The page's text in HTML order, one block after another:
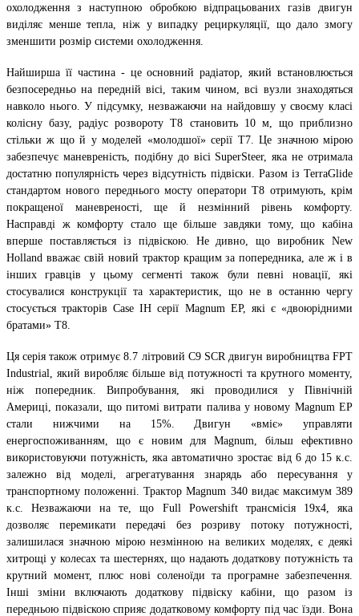
охолодження з наступною обробкою відпрацьованих газів двигун
виділяє менше тепла, ніж у випадку рециркуляції, що дало змогу
зменшити розмір системи охолодження.
Найширша її частина - це основний радіатор, який встановлюється
безпосередньо на передній вісі, таким чином, всі вузли знаходяться
навколо нього. У підсумку, незважаючи на найдовшу у своєму класі
колісну базу, радіус розвороту Т8 становить 10 м, що приблизно
стільки ж що й у моделей «молодшої» серії Т7. Це значною мірою
забезпечує маневреність, подібну до вісі SuperSteer, яка не отримала
достатню популярність через відсутність підвіски. Разом із TerraGlide
стандартом нового переднього мосту оператори Т8 отримують, крім
покращеної маневреності, ще й незмінний рівень комфорту.
Насправді ж комфорту стало ще більше завдяки тому, що кабіна
вперше поставляється із підвіскою. Не дивно, що виробник New
Holland вважає свій новий трактор кращим за попередника, але ж і в
інших гравців у цьому сегменті також були певні новації, які
стосувалися конструкції та характеристик, що не в останню чергу
стосується тракторів Case IH серії Magnum EP, які є «двоюрідними
братами» Т8.
Ця серія також отримує 8.7 літровий С9 SCR двигун виробництва FPT
Industrial, який виробляє більше від потужності та крутного моменту,
ніж попередник. Випробування, які проводилися у Північній
Америці, показали, що питомі витрати палива у новому Magnum EP
стали нижчими на 15%. Двигун «вміє» управляти
енергоспоживанням, що є новим для Magnum, більш ефективно
використовуючи потужність, яка автоматично зростає від 6 до 15 к.с.
залежно від моделі, агрегатування знарядь або пересування у
транспортному положенні. Трактор Magnum 340 видає максимум 389
к.с. Незважаючи на те, що Full Powershift трансмісія 19х4, яка
дозволяє перемикати передачі без розриву потоку потужності,
залишилася значною мірою незмінною на великих моделях, є деякі
хитрощі у колесах та шестернях, що надають додаткову потужність та
крутний момент, плюс нові соленоїди та програмне забезпечення.
Інші зміни включають додаткову підвіску кабіни, що разом із
передньою підвіскою сприяє додатковому комфорту під час їзди. Вона